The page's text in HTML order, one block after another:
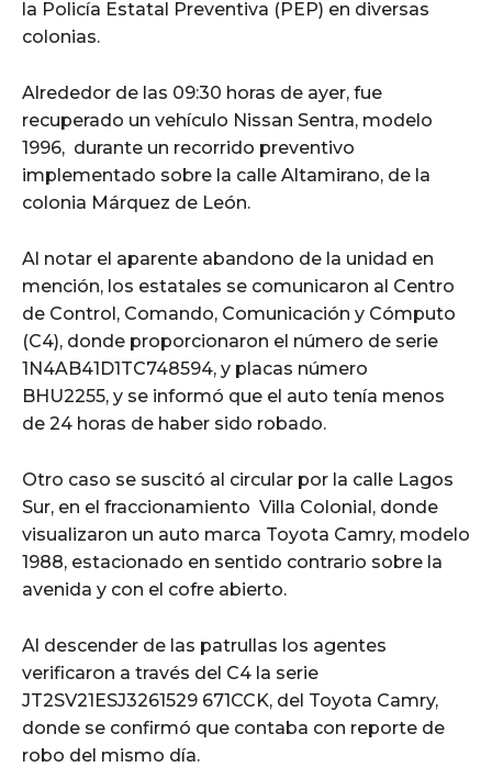
la Policía Estatal Preventiva (PEP) en diversas
colonias.
Alrededor de las 09:30 horas de ayer, fue
recuperado un vehículo Nissan Sentra, modelo
1996, durante un recorrido preventivo
implementado sobre la calle Altamirano, de la
colonia Márquez de León.
Al notar el aparente abandono de la unidad en
mención, los estatales se comunicaron al Centro
de Control, Comando, Comunicación y Cómputo
(C4), donde proporcionaron el número de serie
1N4AB41D1TC748594, y placas número
BHU2255, y se informó que el auto tenía menos
de 24 horas de haber sido robado.
Otro caso se suscitó al circular por la calle Lagos
Sur, en el fraccionamiento Villa Colonial, donde
visualizaron un auto marca Toyota Camry, modelo
1988, estacionado en sentido contrario sobre la
avenida y con el cofre abierto.
Al descender de las patrullas los agentes
verificaron a través del C4 la serie
JT2SV21ESJ3261529 671CCK, del Toyota Camry,
donde se confirmó que contaba con reporte de
robo del mismo día.